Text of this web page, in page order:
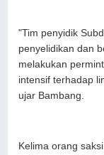
​"Tim penyidik
penyelidikan dan
melakukan
intensif terhadap
ujar Bambang.
​Kelima orang